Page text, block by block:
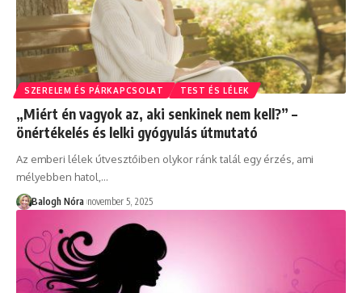
SZERELEM ÉS PÁRKAPCSOLAT TEST ÉS LÉLEK
„Miért én vagyok az, aki senkinek nem kell?” –
önértékelés és lelki gyógyulás útmutató
Az emberi lélek útvesztőiben olykor ránk talál egy érzés, ami
mélyebben hatol, …
Balogh Nóra november 5, 2025